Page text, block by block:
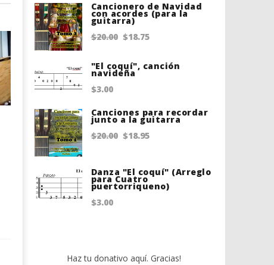
Cancionero de Navidad
con acordes (para la
guitarra)
$20.00 Original
was:
$18.75
is:
"El coquí", canción
navideña
$3.00
Canciones para recordar
junto a la guitarra
$20.00 Original
was:
$20.00.
$18.95
is:
$18.95.
Danza "El coquí" (Arreglo
para Cuatro
puertorriqueno)
$3.00
Haz tu donativo aquí. Gracias!